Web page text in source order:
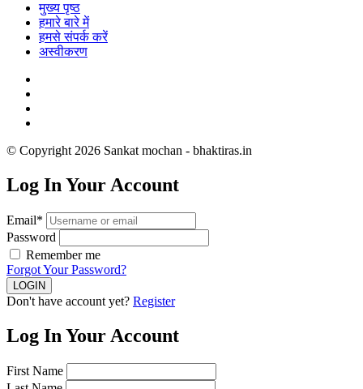
मुख्य पृष्ठ
हमारे बारे में
हमसे संपर्क करें
अस्वीकरण
© Copyright 2026 Sankat mochan - bhaktiras.in
Log In Your Account
Email*
Password
Remember me
Forgot Your Password?
Don't have account yet? Register
Log In Your Account
First Name